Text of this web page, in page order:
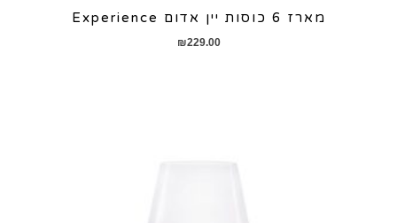
מארז 6 כוסות יין אדום Experience
₪229.00